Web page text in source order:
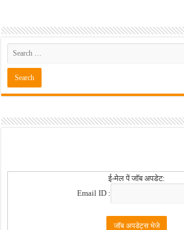
ई-मेल पें जॉब अपडेट:
Email ID :